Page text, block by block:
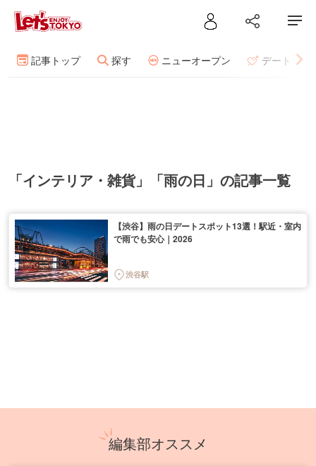
記事トップ 探す ニューオープン デート
「インテリア・雑貨」「雨の日」の記事一覧
【渋谷】雨の日デートスポット13選！駅近・室内
で雨でも安心｜2026
渋谷駅
編集部オススメ